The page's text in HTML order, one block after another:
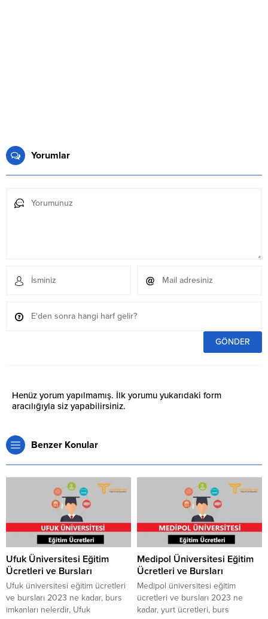
Yorumlar
Henüz yorum yapılmamış. İlk yorumu yukarıdaki form
aracılığıyla siz yapabilirsiniz.
Benzer Konular
Ufuk Üniversitesi Eğitim
Ücretleri ve Bursları
Ufuk üniversitesi eğitim ücretleri
ve bursları 2023 ne kadar, burs
imkanları nelerdir, Ufuk
Medipol Üniversitesi Eğitim
Ücretleri ve Bursları
Medipol üniversitesi eğitim
ücretleri ve bursları 2023 ne
kadar, yurt ücretleri, burs